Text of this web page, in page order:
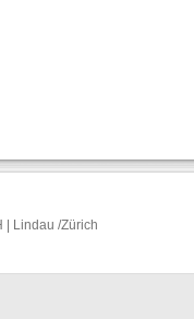
| Lindau /Zürich